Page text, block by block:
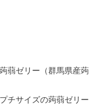
蒻ゼリー（群馬県産蒟
チサイズの蒟蒻ゼリー